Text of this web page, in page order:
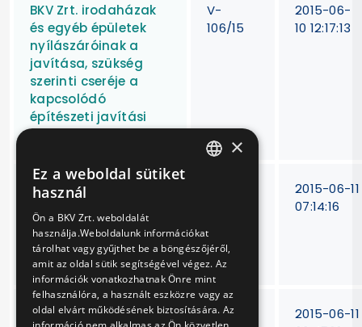
BKV Zrt. irodaházak
és egyéb épületek
nyílászáróinak a
javítása, szükség
szerinti cseréje a
kapcsolódó
építészeti javítási
munkákkal
V-
106/15
2015-06-
10 12:17:13
BKV Zrt. Baross
zavarelhárító épület
homlokzatának
javítása
2015-06-11
07:14:16
Villamos
BKV Zrt.
2015-06-11
×
Ez a weboldal sütiket
használ
Ön a BKV Zrt. weboldalát
használja.Weboldalunk információkat
tárolhat vagy gyűjthet be a böngészőjéről,
amit az oldal sütik segítségével végez. Az
információk vonatkozhatnak Önre mint
felhasználóra, a használt eszközre vagy az
oldal elvárt működésének biztosítására. Az